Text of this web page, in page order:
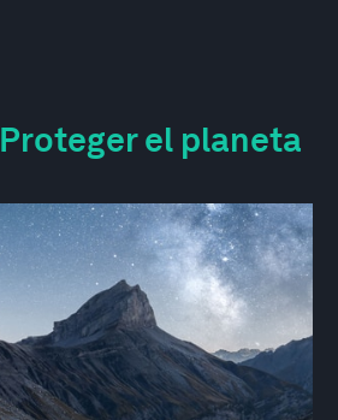
Proteger el planeta